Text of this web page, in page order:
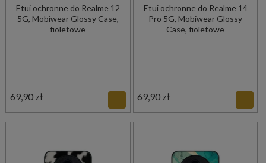
Etui ochronne do Realme 12
5G, Mobiwear Glossy Case,
fioletowe
69,90 zł
Etui ochronne do Realme 14
Pro 5G, Mobiwear Glossy
Case, fioletowe
69,90 zł